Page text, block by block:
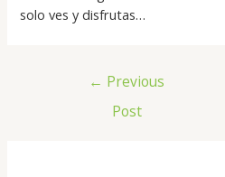
solo ves y disfrutas…
← Previous
Post